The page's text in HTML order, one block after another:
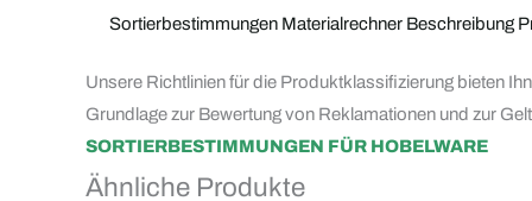
Sortierbestimmungen Materialrechner Beschreibung
Unsere Richtlinien für die Produktklassifizierung bieten
Grundlage zur Bewertung von Reklamationen und zur
SORTIERBESTIMMUNGEN FÜR HOBELWARE
Ähnliche Produkte